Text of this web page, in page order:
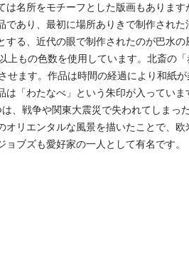
名所をモチーフとした版画もありま
あり、最初に場所ありきで制作され
る、近代の眼で制作されたのが巴水の
もの色数を使用しています。北斎の
ます。作品は時間の経過により和紙
「わたなべ」という朱印が入っていま
、戦争や関東大震災で失われてしまっ
リエンタルな風景を描いたことで、
ブズも愛好家の一人として有名です。